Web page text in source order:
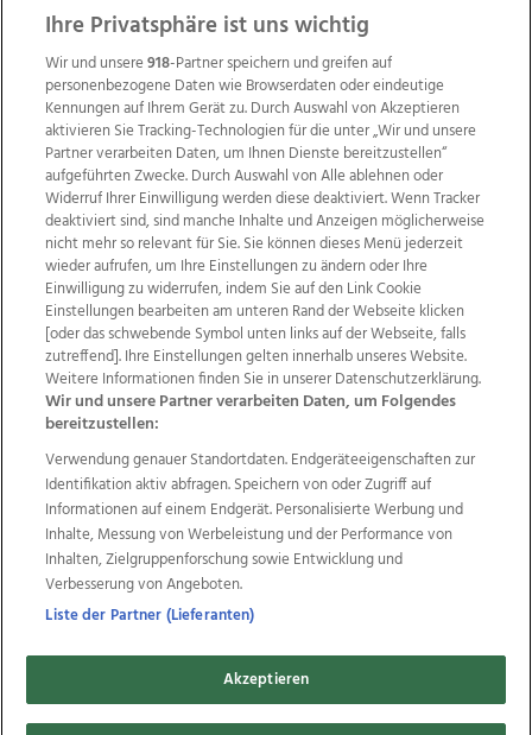
ALLE BILDERGALERIEN ANZEIGEN
Wir über uns Mediadaten Kontakt
Jobs
Datenschutz
Impressum
AGB Anzeigekunden
AGB Website
Ehrenkodex Politische Werbung
Weitere Angebote des Medienhauses Wimmer
TV1 di-mog-i.at OÖNow
Ischler Woche
Life Radio
OÖNachrichten
OÖN Immobilien
OÖN Karriere
OÖN Reise
Promenaden Galerien
Regionaljobs
wasistlos.at
Copyrights © 2026 Tips Zeitungs GmbH & Co KG
Ihre Privatsphäre ist uns wichtig
Wir und unsere918-Partner speichern und greifen auf
personenbezogene Daten wie Browserdaten oder eindeutige
Kennungen auf Ihrem Gerät zu. Durch Auswahl von Akzeptieren
aktivieren Sie Tracking-Technologien für die unter „Wir und unsere
Partner verarbeiten Daten, um Ihnen Dienste bereitzustellen“
aufgeführten Zwecke. Durch Auswahl von Alle ablehnen oder
Widerruf Ihrer Einwilligung werden diese deaktiviert. Wenn Tracker
deaktiviert sind, sind manche Inhalte und Anzeigen möglicherweise
nicht mehr so relevant für Sie. Sie können dieses Menü jederzeit
wieder aufrufen, um Ihre Einstellungen zu ändern oder Ihre
Einwilligung zu widerrufen, indem Sie auf den Link Cookie
Einstellungen bearbeiten am unteren Rand der Webseite klicken
[oder das schwebende Symbol unten links auf der Webseite, falls
zutreffend]. Ihre Einstellungen gelten innerhalb unseres Website.
Weitere Informationen finden Sie in unserer Datenschutzerklärung.
Wir und unsere Partner verarbeiten Daten, um Folgendes
bereitzustellen:
Verwendung genauer Standortdaten. Endgeräteeigenschaften zur
Identifikation aktiv abfragen. Speichern von oder Zugriff auf
Informationen auf einem Endgerät. Personalisierte Werbung und
Inhalte, Messung von Werbeleistung und der Performance von
Inhalten, Zielgruppenforschung sowie Entwicklung und
Verbesserung von Angeboten.
Liste der Partner (Lieferanten)
Akzeptieren